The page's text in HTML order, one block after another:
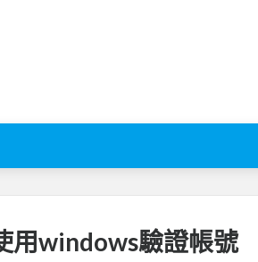
用windows驗證帳號